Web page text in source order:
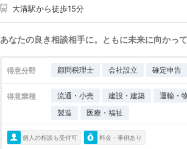
大溝駅から徒歩15分
あなたの良き相談相手に。ともに未来に向かって
得意分野 顧問税理士 会社設立 確定申告
得意業種 流通・小売 建設・建築
運輸・
製造
医療・福祉
個人の相談も受付可 料金・事例あり